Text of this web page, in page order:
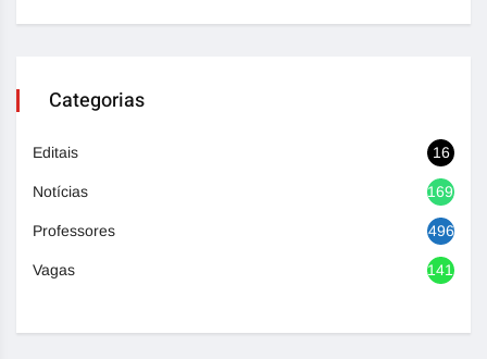
Categorias
Editais 16
Notícias 1692
Professores 496
Vagas 1417